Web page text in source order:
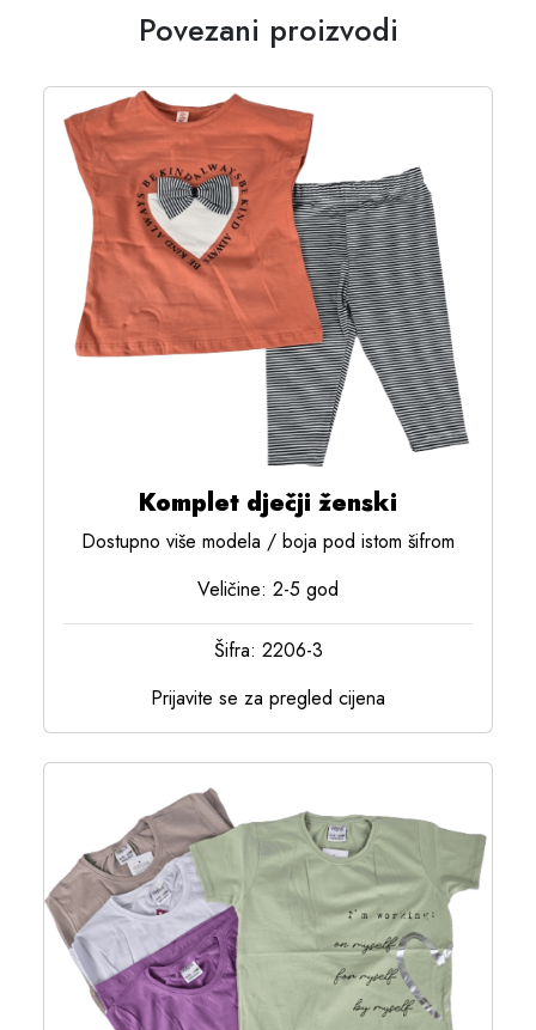
Povezani proizvodi
Komplet dječji ženski
Dostupno više modela / boja pod istom šifrom
Veličine: 2-5 god
Šifra: 2206-3
Prijavite se za pregled cijena